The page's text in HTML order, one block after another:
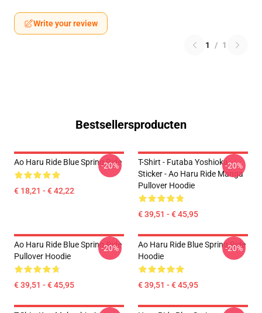
Write your review
1 / 1
Bestsellersproducten
Ao Haru Ride Blue Spring Ride
€ 18,21 - € 42,22
-20%
T-Shirt - Futaba Yoshioka
Sticker - Ao Haru Ride Manga
Pullover Hoodie
€ 39,51 - € 45,95
-20%
Ao Haru Ride Blue Spring Ride
Pullover Hoodie
€ 39,51 - € 45,95
-20%
Ao Haru Ride Blue Spring Ride
Hoodie
€ 39,51 - € 45,95
-20%